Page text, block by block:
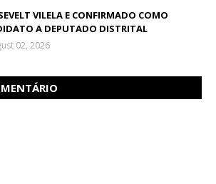
VILELA E CONFIRMADO COMO
A DEPUTADO DISTRITAL
02, 2026